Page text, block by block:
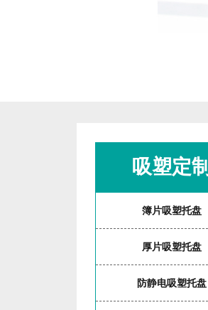
吸塑定制
簿片吸塑托盘
厚片吸塑托盘
防静电吸塑托盘